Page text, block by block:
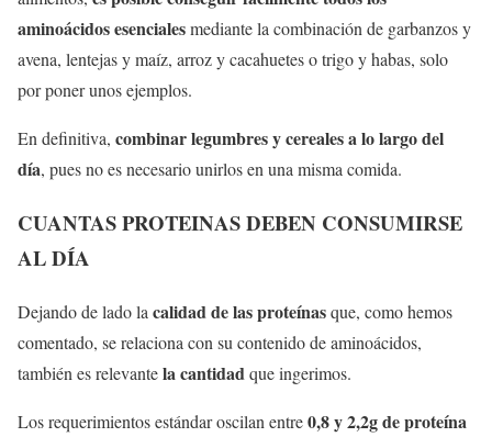
aminoácidos esencialesmediante la combinación de garbanzos y
avena, lentejas y maíz, arroz y cacahuetes o trigo y habas, solo
por poner unos ejemplos.
En definitiva, combinar legumbres y cereales a lo largo del
día, pues no es necesario unirlos en una misma comida.
CUANTAS PROTEINAS DEBEN CONSUMIRSE
AL DÍA
Dejando de lado la calidad de las proteínasque, como hemos
comentado, se relaciona con su contenido de aminoácidos,
también es relevantela cantidadque ingerimos.
Los requerimientos estándar oscilan entre0,8 y 2,2g de proteína